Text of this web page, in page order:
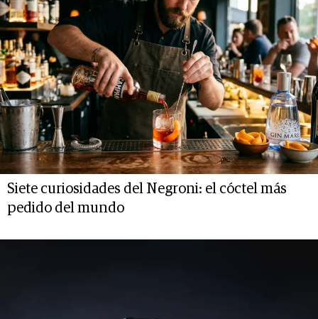
Siete curiosidades del Negroni: el cóctel más
pedido del mundo